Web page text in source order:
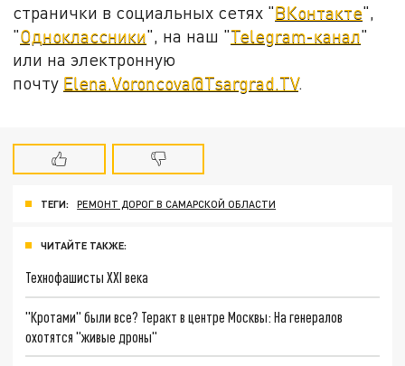
странички в социальных сетях "ВКонтакте",
"Одноклассники", на наш "Telegram-канал"
или на электронную
почту Elena.Voroncova@Tsargrad.TV.
ТЕГИ: РЕМОНТ ДОРОГ В САМАРСКОЙ ОБЛАСТИ
ЧИТАЙТЕ ТАКЖЕ:
Технофашисты XXI века
"Кротами" были все? Теракт в центре Москвы: На генералов
охотятся "живые дроны"